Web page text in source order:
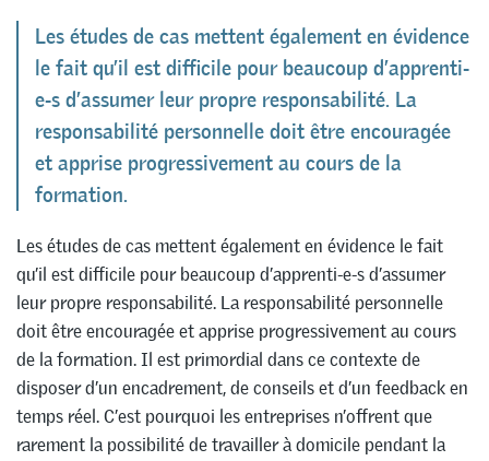
Les études de cas mettent également en évidence
le fait qu’il est difficile pour beaucoup d’apprenti-
e-s d’assumer leur propre responsabilité. La
responsabilité personnelle doit être encouragée
et apprise progressivement au cours de la
formation.
Les études de cas mettent également en évidence le fait
qu’il est difficile pour beaucoup d’apprenti-e-s d’assumer
leur propre responsabilité. La responsabilité personnelle
doit être encouragée et apprise progressivement au cours
de la formation. Il est primordial dans ce contexte de
disposer d’un encadrement, de conseils et d’un feedback en
temps réel. C’est pourquoi les entreprises n’offrent que
rarement la possibilité de travailler à domicile pendant la